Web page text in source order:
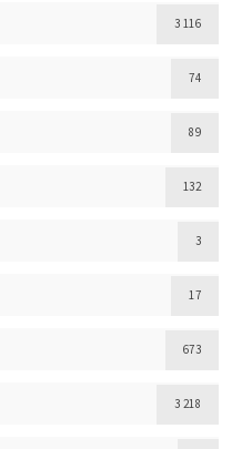
3 116
74
89
132
3
17
673
3 218